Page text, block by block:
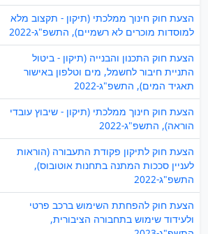
הצעת חוק חינוך ממלכתי (תיקון - תקצוב מלא
למוסדות מוכרים לא רשמיים), התשפ"ג-2022
הצעת חוק התכנון והבנייה (תיקון - ביטול
התניית חיבור לחשמל, מים וטלפון באישור
תאגיד המים), התשפ"ג-2022
הצעת חוק חינוך ממלכתי (תיקון - שיבוץ עובדי
הוראה), התשפ"ג-2022
הצעת חוק לתיקון פקודת התעבורה (הוראות
לעניין סככות המתנה בתחנות אוטובוס),
התשפ"ג-2022
הצעת חוק להפחתת השימוש ברכב פרטי
ולעידוד שימוש בתחבורה הציבורית,